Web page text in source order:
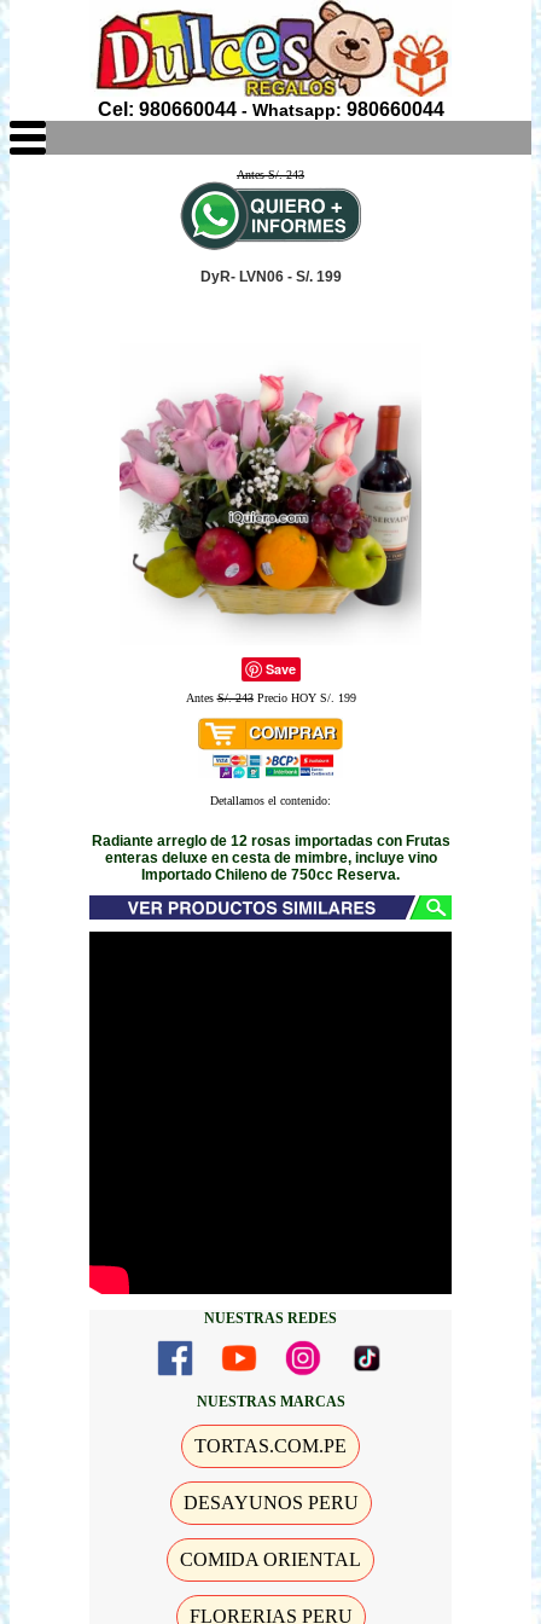
Cel: 980660044- Whatsapp: 980660044
Antes S/. 243
DyR- LVN06 - S/. 199
Save
AntesS/. 243Precio HOY S/. 199
Detallamos el contenido:
Radiante arreglo de 12 rosas importadas con Frutas
enteras deluxe en cesta de mimbre, incluye vino
Importado Chileno de 750cc Reserva.
NUESTRAS REDES
NUESTRAS MARCAS
TORTAS.COM.PE
DESAYUNOS PERU
COMIDA ORIENTAL
FLORERIAS PERU